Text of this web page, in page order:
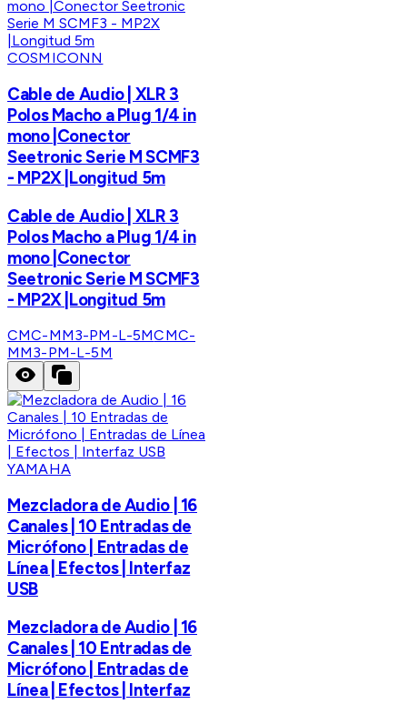
COSMICONN
Cable de Audio | XLR 3
Polos Macho a Plug 1/4 in
mono |Conector
Seetronic Serie M SCMF3
- MP2X |Longitud 5m
Cable de Audio | XLR 3
Polos Macho a Plug 1/4 in
mono |Conector
Seetronic Serie M SCMF3
- MP2X |Longitud 5m
CMC-MM3-PM-L-5MCMC-
MM3-PM-L-5M
YAMAHA
Mezcladora de Audio | 16
Canales | 10 Entradas de
Micrófono | Entradas de
Línea | Efectos | Interfaz
USB
Mezcladora de Audio | 16
Canales | 10 Entradas de
Micrófono | Entradas de
Línea | Efectos | Interfaz